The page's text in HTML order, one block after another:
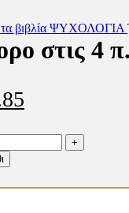
βιβλία ΨΥΧΟΛΟΓΙΑ
στις 4
τιμή